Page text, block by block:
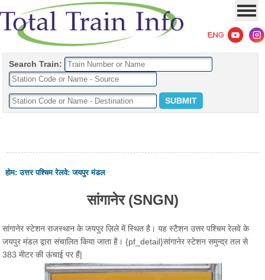
Search Train:
होम:उत्तर पश्चिम रेलवे:जयपुर मंडल
सांगानेर (SNGN)
सांगानेर स्टेशन राजस्थान के जयपुर ज़िले में स्थित है। यह स्टैशन उत्तर पश्चिम रेलवे के
जयपुर मंडल द्वारा संचालित किया जाता है। {pf_detail}सांगानेर स्टेशन समुन्द्र तल से
383 मीटर की ऊंचाई पर हैं|